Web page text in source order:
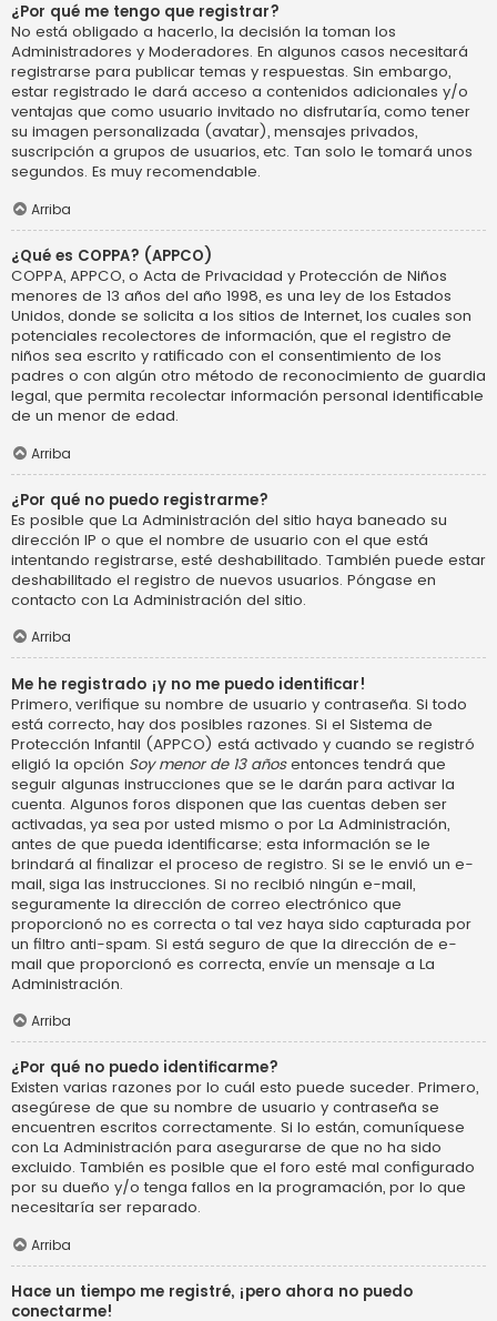
¿Por qué me tengo que registrar?
No está obligado a hacerlo, la decisión la toman los
Administradores y Moderadores. En algunos casos necesitará
registrarse para publicar temas y respuestas. Sin embargo,
estar registrado le dará acceso a contenidos adicionales y/o
ventajas que como usuario invitado no disfrutaría, como tener
su imagen personalizada (avatar), mensajes privados,
suscripción a grupos de usuarios, etc. Tan solo le tomará unos
segundos. Es muy recomendable.
Arriba
¿Qué es COPPA? (APPCO)
COPPA, APPCO, o Acta de Privacidad y Protección de Niños
menores de 13 años del año 1998, es una ley de los Estados
Unidos, donde se solicita a los sitios de Internet, los cuales son
potenciales recolectores de información, que el registro de
niños sea escrito y ratificado con el consentimiento de los
padres o con algún otro método de reconocimiento de guardia
legal, que permita recolectar información personal identificable
de un menor de edad.
Arriba
¿Por qué no puedo registrarme?
Es posible que La Administración del sitio haya baneado su
dirección IP o que el nombre de usuario con el que está
intentando registrarse, esté deshabilitado. También puede estar
deshabilitado el registro de nuevos usuarios. Póngase en
contacto con La Administración del sitio.
Arriba
Me he registrado ¡y no me puedo identificar!
Primero, verifique su nombre de usuario y contraseña. Si todo
está correcto, hay dos posibles razones. Si el Sistema de
Protección Infantil (APPCO) está activado y cuando se registró
eligió la opción Soy menor de 13 añosentonces tendrá que
seguir algunas instrucciones que se le darán para activar la
cuenta. Algunos foros disponen que las cuentas deben ser
activadas, ya sea por usted mismo o por La Administración,
antes de que pueda identificarse; esta información se le
brindará al finalizar el proceso de registro. Si se le envió un e-
mail, siga las instrucciones. Si no recibió ningún e-mail,
seguramente la dirección de correo electrónico que
proporcionó no es correcta o tal vez haya sido capturada por
un filtro anti-spam. Si está seguro de que la dirección de e-
mail que proporcionó es correcta, envíe un mensaje a La
Administración.
Arriba
¿Por qué no puedo identificarme?
Existen varias razones por lo cuál esto puede suceder. Primero,
asegúrese de que su nombre de usuario y contraseña se
encuentren escritos correctamente. Si lo están, comuníquese
con La Administración para asegurarse de que no ha sido
excluido. También es posible que el foro esté mal configurado
por su dueño y/o tenga fallos en la programación, por lo que
necesitaría ser reparado.
Arriba
Hace un tiempo me registré, ¡pero ahora no puedo
conectarme!